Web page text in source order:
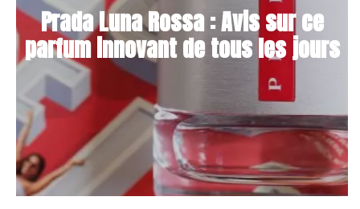
Prada Luna Rossa : Avis sur ce
parfum innovant de tous les jours